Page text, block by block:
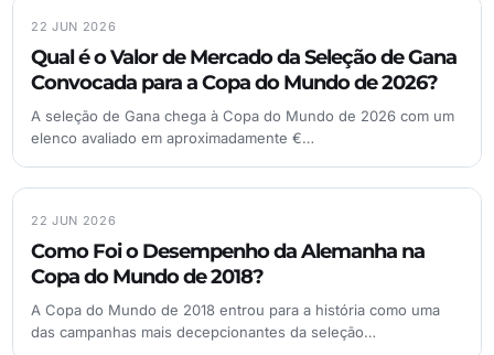
22 JUN 2026
Qual é o Valor de Mercado da Seleção de Gana
Convocada para a Copa do Mundo de 2026?
A seleção de Gana chega à Copa do Mundo de 2026 com um
elenco avaliado em aproximadamente €…
22 JUN 2026
Como Foi o Desempenho da Alemanha na
Copa do Mundo de 2018?
A Copa do Mundo de 2018 entrou para a história como uma
das campanhas mais decepcionantes da seleção…